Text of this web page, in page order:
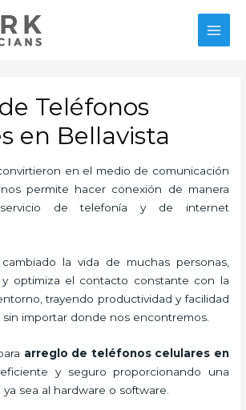
Teléfonos
en Bellavista
en el medio de comunicación
permite hacer conexión de manera
de telefonía y de internet
la vida de muchas personas,
y optimiza el contacto constante con la
trayendo productividad y facilidad
sin importar donde nos encontremos.
arreglo de teléfonos celulares en
y seguro proporcionando una
sea al hardware o software.